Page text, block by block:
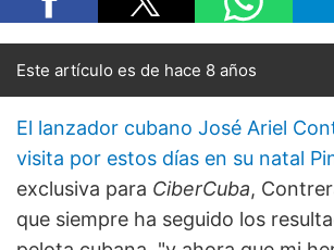
Este artículo es de hace 8 años
El lanzador cubano José Ariel
visita por estos días en su natal
exclusiva para CiberCuba,
que siempre ha seguido los